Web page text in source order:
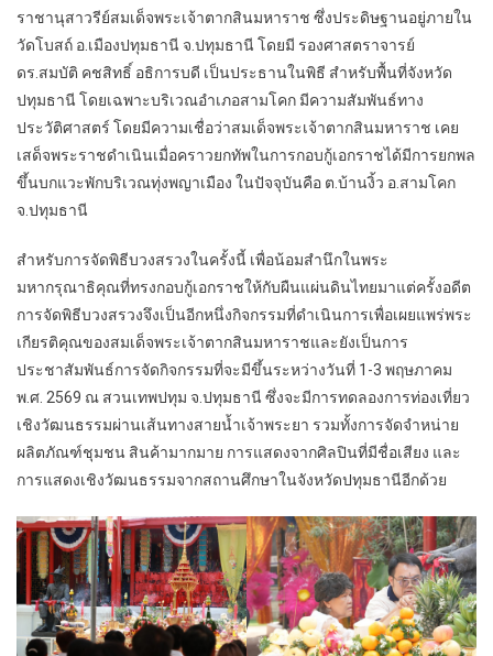
ราชานุสาวรีย์สมเด็จพระเจ้าตากสินมหาราช ซึ่งประดิษฐานอยู่ภายใน
วัดโบสถ์ อ.เมืองปทุมธานี จ.ปทุมธานี โดยมี รองศาสตราจารย์
ดร.สมบัติ คชสิทธิ์ อธิการบดี เป็นประธานในพิธี สำหรับพื้นที่จังหวัด
ปทุมธานี โดยเฉพาะบริเวณอำเภอสามโคก มีความสัมพันธ์ทาง
ประวัติศาสตร์ โดยมีความเชื่อว่าสมเด็จพระเจ้าตากสินมหาราช เคย
เสด็จพระราชดำเนินเมื่อคราวยกทัพในการกอบกู้เอกราชได้มีการยกพล
ขึ้นบกแวะพักบริเวณทุ่งพญาเมือง ในปัจจุบันคือ ต.บ้านงิ้ว อ.สามโคก
จ.ปทุมธานี
สำหรับการจัดพิธีบวงสรวงในครั้งนี้ เพื่อน้อมสำนึกในพระ
มหากรุณาธิคุณที่ทรงกอบกู้เอกราชให้กับผืนแผ่นดินไทยมาแต่ครั้งอดีต
การจัดพิธีบวงสรวงจึงเป็นอีกหนึ่งกิจกรรมที่ดำเนินการเพื่อเผยแพร่พระ
เกียรติคุณของสมเด็จพระเจ้าตากสินมหาราชและยังเป็นการ
ประชาสัมพันธ์การจัดกิจกรรมที่จะมีขึ้นระหว่างวันที่ 1-3 พฤษภาคม
พ.ศ. 2569 ณ สวนเทพปทุม จ.ปทุมธานี ซึ่งจะมีการทดลองการท่องเที่ยว
เชิงวัฒนธรรมผ่านเส้นทางสายน้ำเจ้าพระยา รวมทั้งการจัดจำหน่าย
ผลิตภัณฑ์ชุมชน สินค้ามากมาย การแสดงจากศิลปินที่มีชื่อเสียง และ
การแสดงเชิงวัฒนธรรมจากสถานศึกษาในจังหวัดปทุมธานีอีกด้วย